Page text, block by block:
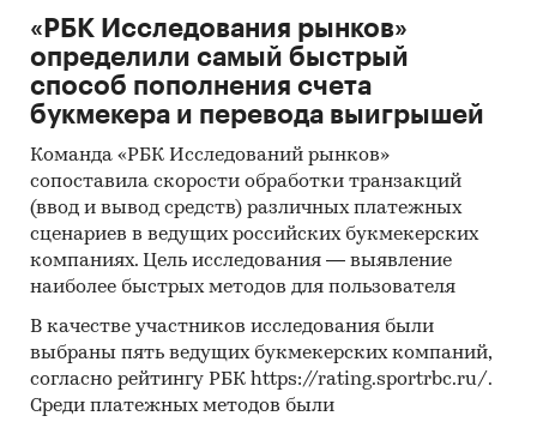
«РБК Исследования рынков»
определили самый быстрый
способ пополнения счета
букмекера и перевода выигрышей
Команда «РБК Исследований рынков»
сопоставила скорости обработки транзакций
(ввод и вывод средств) различных платежных
сценариев в ведущих российских букмекерских
компаниях. Цель исследования — выявление
наиболее быстрых методов для пользователя
В качестве участников исследования были
выбраны пять ведущих букмекерских компаний,
согласно рейтингу РБК https://rating.sportrbc.ru/.
Среди платежных методов были